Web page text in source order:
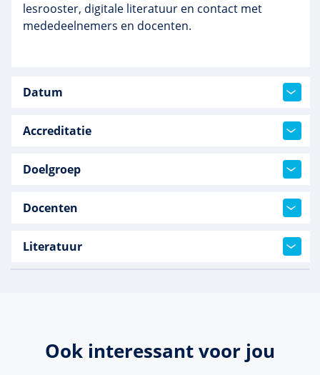
lesrooster, digitale literatuur en contact met
mededeelnemers en docenten.
Datum
Accreditatie
Doelgroep
Docenten
Literatuur
Ook interessant voor jou